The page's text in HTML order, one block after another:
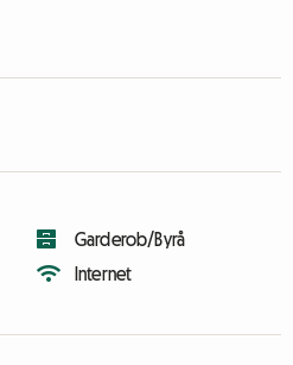
Garderob/Byrå
Internet